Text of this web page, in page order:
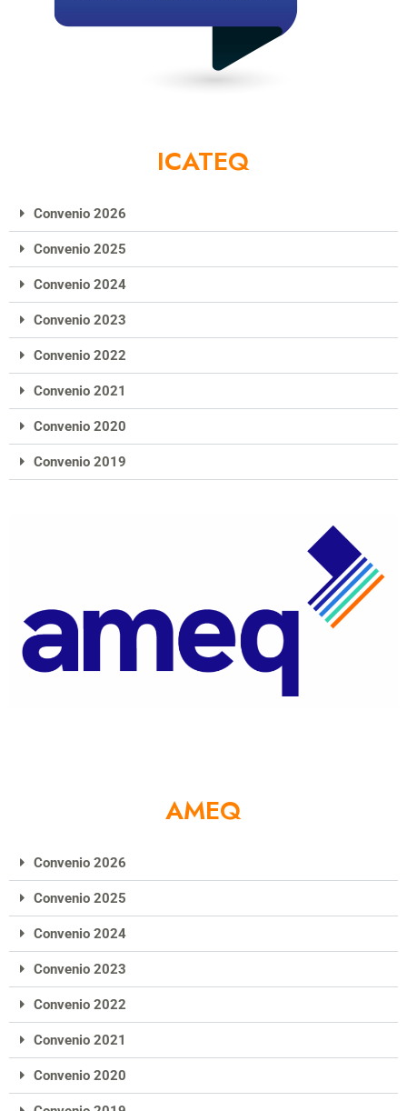
ICATEQ
Convenio 2026
Convenio 2025
Convenio 2024
Convenio 2023
Convenio 2022
Convenio 2021
Convenio 2020
Convenio 2019
AMEQ
Convenio 2026
Convenio 2025
Convenio 2024
Convenio 2023
Convenio 2022
Convenio 2021
Convenio 2020